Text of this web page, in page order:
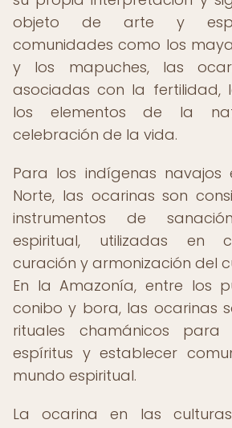
objeto de arte y
comunidades como los
y los mapuches, las
asociadas con la fertilidad,
los elementos de la
celebración de la vida.
Para los indígenas navajos
Norte, las ocarinas son
instrumentos de
espiritual, utilizadas en
curación y armonización del
En la Amazonía, entre los
conibo y bora, las ocarinas
rituales chamánicos
espíritus y establecer
mundo espiritual.
La ocarina en las